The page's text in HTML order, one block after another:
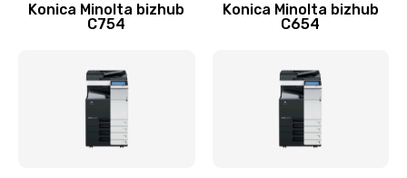
Konica Minolta bizhub
C754
Konica Minolta bizhub
C654